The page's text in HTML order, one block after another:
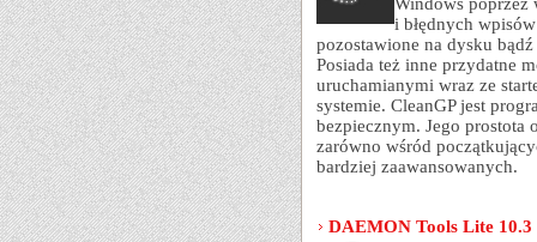
i błędnych
pozostawione na dysku
Posiada też inne przydatne
uruchamianymi wraz ze
systemie. CleanGP jest
bezpiecznym. Jego prostota
zarówno wśród
bardziej zaawansowanych.
DAEMON Tools Lite 10.3